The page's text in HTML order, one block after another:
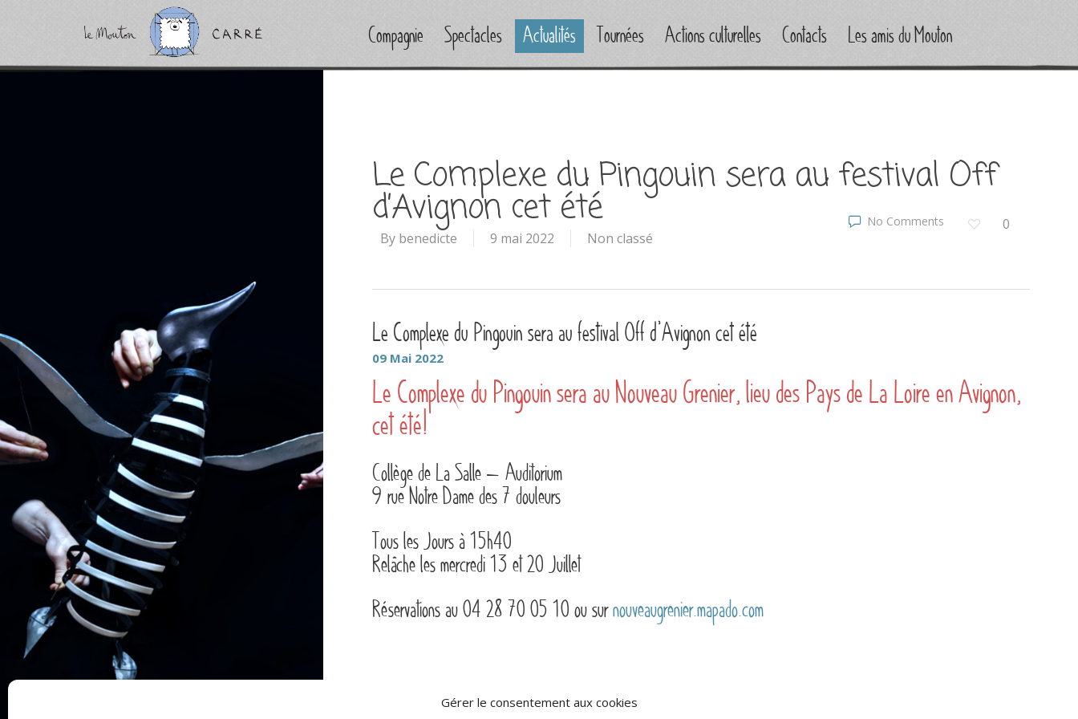
Gérer le consentement aux cookies
Compagnie Spectacles Actualités Tournées Actions culturelles Contacts Les amis du Mouton
Le Complexe du Pingouin sera au festival Off
d’Avignon cet été
By benedicte 9 mai 2022 Non classé
No Comments 0
Le Complexe du Pingouin sera au festival Off d’Avignon cet été
09 Mai 2022
Le Complexe du Pingouin sera au Nouveau Grenier, lieu des Pays de La Loire en Avignon,
cet été!
Collège de La Salle – Auditorium
9 rue Notre Dame des 7 douleurs
Tous les Jours à 15h40
Relâche les mercredi 13 et 20 Juillet
Réservations au 04 28 70 05 10 ou surnouveaugrenier.mapado.com